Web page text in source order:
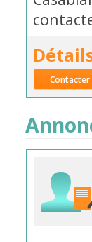
Contacter